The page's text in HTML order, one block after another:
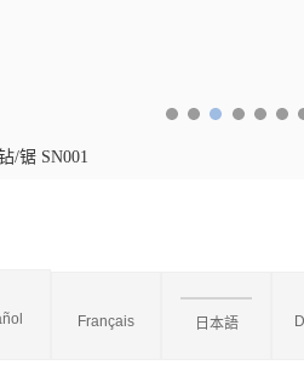
/锯 SN001
Français 日本語